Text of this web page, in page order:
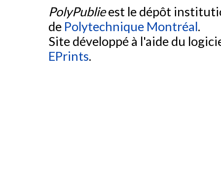
PolyPublieest le dépôt
de Polytechnique Montréal.
Site développé à l'aide du
EPrints.